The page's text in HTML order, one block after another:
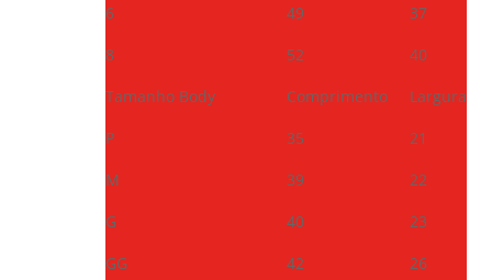
6
49
37
8
52
40
Tamanho Body
Comprimento
Largura
P
35
21
M
39
22
G
40
23
GG
42 26